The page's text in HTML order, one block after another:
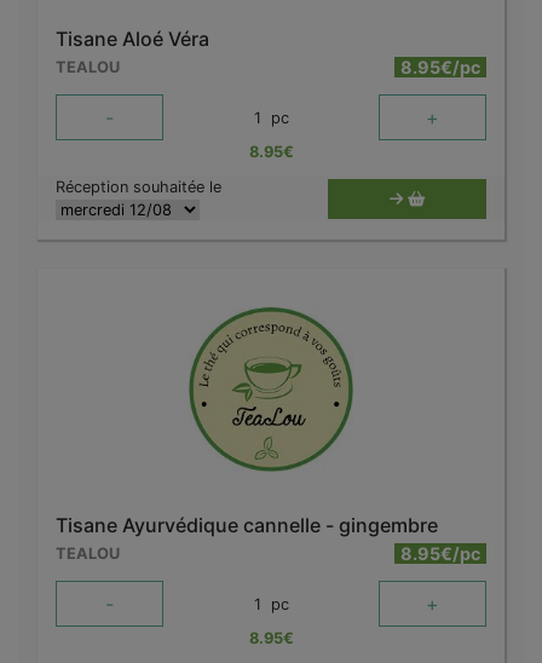
Tisane Aloé Véra
TEALOU 8.95€/pc
- 1 pc +
8.95€
Réception souhaitée le
Tisane Ayurvédique cannelle - gingembre
TEALOU 8.95€/pc
- 1 pc +
8.95€